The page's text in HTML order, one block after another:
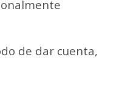
de dar cuenta,